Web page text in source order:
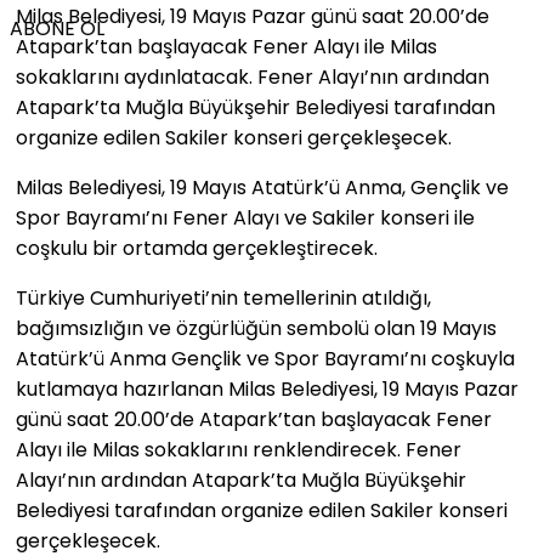
ABONE OL
Milas Belediyesi, 19 Mayıs Pazar günü saat 20.00’de
Atapark’tan başlayacak Fener Alayı ile Milas
sokaklarını aydınlatacak. Fener Alayı’nın ardından
Atapark’ta Muğla Büyükşehir Belediyesi tarafından
organize edilen Sakiler konseri gerçekleşecek.
Milas Belediyesi, 19 Mayıs Atatürk’ü Anma, Gençlik ve
Spor Bayramı’nı Fener Alayı ve Sakiler konseri ile
coşkulu bir ortamda gerçekleştirecek.
Türkiye Cumhuriyeti’nin temellerinin atıldığı,
bağımsızlığın ve özgürlüğün sembolü olan 19 Mayıs
Atatürk’ü Anma Gençlik ve Spor Bayramı’nı coşkuyla
kutlamaya hazırlanan Milas Belediyesi, 19 Mayıs Pazar
günü saat 20.00’de Atapark’tan başlayacak Fener
Alayı ile Milas sokaklarını renklendirecek. Fener
Alayı’nın ardından Atapark’ta Muğla Büyükşehir
Belediyesi tarafından organize edilen Sakiler konseri
gerçekleşecek.